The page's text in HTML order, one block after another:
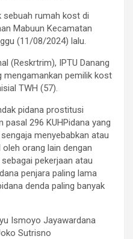
sebuah rumah kost di
Mabuun Kecamatan
(11/08/2024) lalu.
(Reskrtrim), IPTU Danang
mengamankan pemilik kost
TWH (57).
pidana prostitusi
296 KUHPidana yang
menyebabkan atau
orang lain dengan
pekerjaan atau
penjara paling lama
denda paling banyak
Ismoyo Jayawardana
Sutrisno